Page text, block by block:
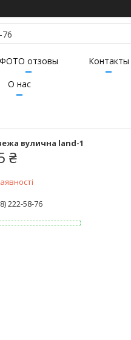
ФОТО отзовы
Контакты
О нас
вулична land-1
₴
222-58-76